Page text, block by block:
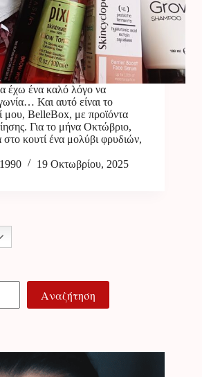
έχω ένα καλό λόγο να
Και αυτό είναι το
μου, BelleBox, με προϊόντα
Για το μήνα Οκτώβριο,
κουτί ένα μολύβι φρυδιών,
19 Οκτωβρίου, 2025
Αναζήτηση